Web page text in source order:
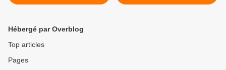
Hébergé par Overblog
Top articles
Pages